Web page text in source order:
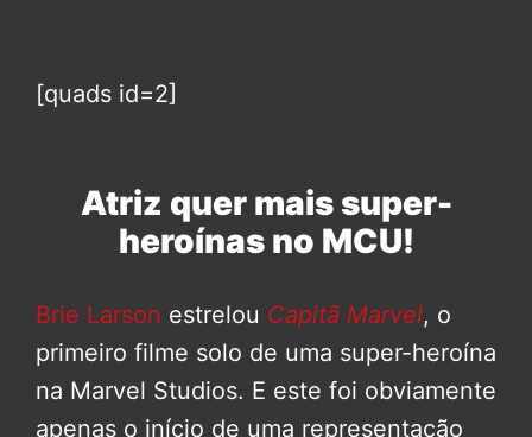
[quads id=2]
Atriz quer mais super-
heroínas no MCU!
Brie Larson estrelou Capitã Marvel, o
primeiro filme solo de uma super-heroína
na Marvel Studios. E este foi obviamente
apenas o início de uma representação